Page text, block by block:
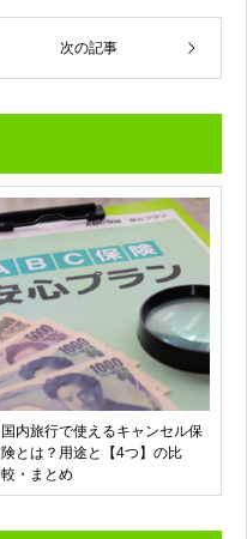
次の記事
国内旅行で使えるキャンセル保
険とは？用途と【4つ】の比
較・まとめ